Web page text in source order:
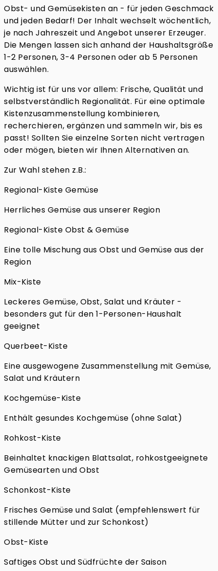
Obst- und Gemüsekisten an - für jeden Geschmack
und jeden Bedarf! Der Inhalt wechselt wöchentlich,
je nach Jahreszeit und Angebot unserer Erzeuger.
Die Mengen lassen sich anhand der Haushaltsgröße
1-2 Personen, 3-4 Personen oder ab 5 Personen
auswählen.
Wichtig ist für uns vor allem: Frische, Qualität und
selbstverständlich Regionalität. Für eine optimale
Kistenzusammenstellung kombinieren,
recherchieren, ergänzen und sammeln wir, bis es
passt! Sollten Sie einzelne Sorten nicht vertragen
oder mögen, bieten wir Ihnen Alternativen an.
Zur Wahl stehen z.B.:
Regional-Kiste Gemüse
Herrliches Gemüse aus unserer Region
Regional-Kiste Obst & Gemüse
Eine tolle Mischung aus Obst und Gemüse aus der
Region
Mix-Kiste
Leckeres Gemüse, Obst, Salat und Kräuter -
besonders gut für den 1-Personen-Haushalt
geeignet
Querbeet-Kiste
Eine ausgewogene Zusammenstellung mit Gemüse,
Salat und Kräutern
Kochgemüse-Kiste
Enthält gesundes Kochgemüse (ohne Salat)
Rohkost-Kiste
Beinhaltet knackigen Blattsalat, rohkostgeeignete
Gemüsearten und Obst
Schonkost-Kiste
Frisches Gemüse und Salat (empfehlenswert für
stillende Mütter und zur Schonkost)
Obst-Kiste
Saftiges Obst und Südfrüchte der Saison